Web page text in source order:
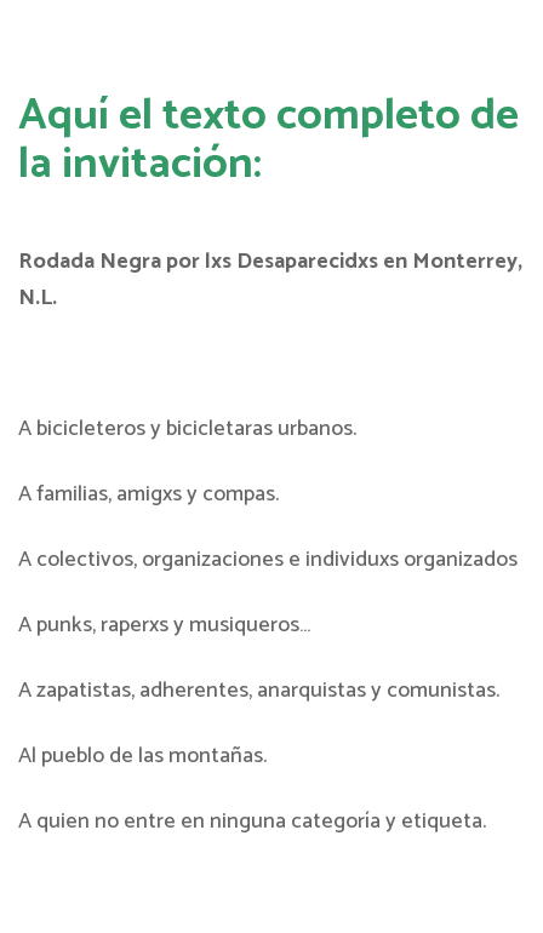
Aquí el texto completo de
la invitación:
Rodada Negra por lxs Desaparecidxs en Monterrey,
N.L.
A bicicleteros y bicicletaras urbanos.
A familias, amigxs y compas.
A colectivos, organizaciones e individuxs organizados
A punks, raperxs y musiqueros…
A zapatistas, adherentes, anarquistas y comunistas.
Al pueblo de las montañas.
A quien no entre en ninguna categoría y etiqueta.